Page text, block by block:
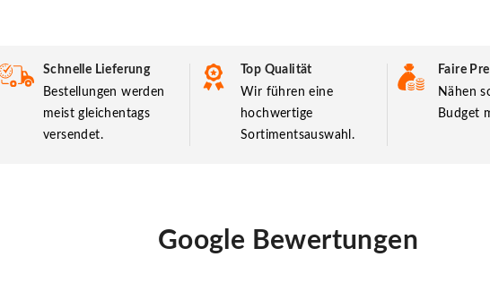
Schnelle Lieferung
Bestellungen werden
meist gleichentags
versendet.
Top Qualität
Wir führen eine
hochwertige
Sortimentsauswahl.
Faire
Nähen
Budget
Google Bewertungen